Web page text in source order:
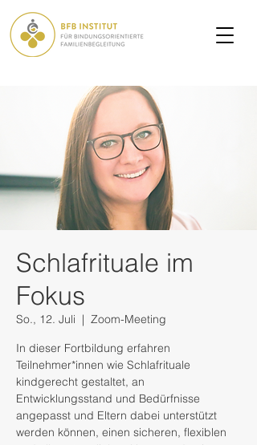
Schlafrituale im
Fokus
So., 12. Juli
  |
Zoom-Meeting
In dieser Fortbildung erfahren
Teilnehmer*innen wie Schlafrituale
kindgerecht gestaltet, an
Entwicklungsstand und Bedürfnisse
angepasst und Eltern dabei unterstützt
werden können, einen sicheren, flexiblen